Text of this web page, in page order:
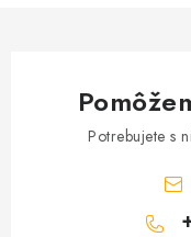
Potrebujete s